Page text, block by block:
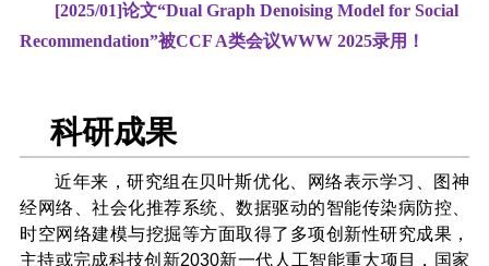
[2025/01]论文“Dual Graph Denoising Model for Social
Recommendation”被CCF A类会议WWW 2025录用！
科研成果
近年来，研究组在贝叶斯优化、网络表示学习、图神
经网络、社会化推荐系统、数据驱动的智能传染病防控、
时空网络建模与挖掘等方面取得了多项创新性研究成果，
主持或完成科技创新2030新一代人工智能重大项目，国家